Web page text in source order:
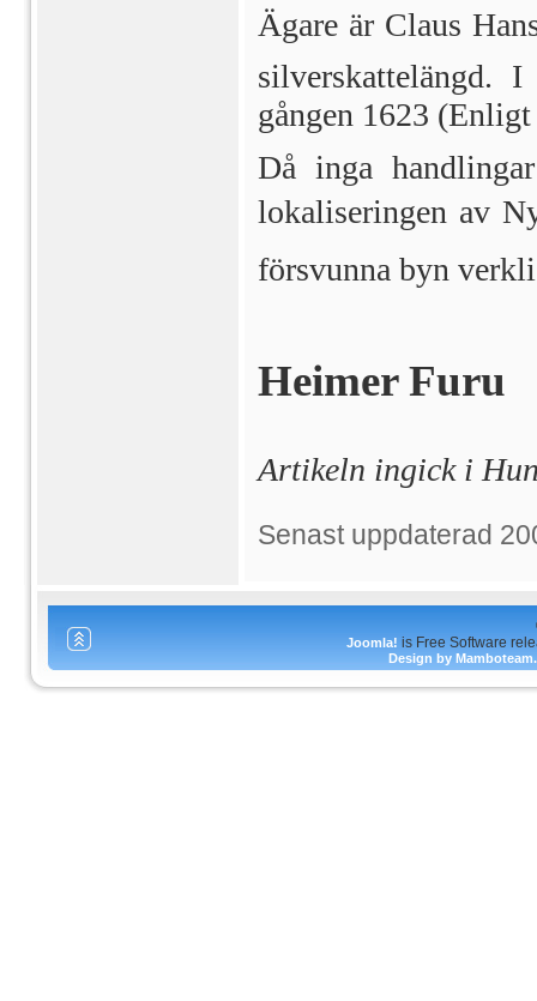
Ägare är Claus
silverskattelängd.
gången 1623
Då inga
lokaliseringen av
försvunna byn
Heimer Furu
Artikeln ingick i
Senast uppdaterad
Joomla! is Free Software
Design by